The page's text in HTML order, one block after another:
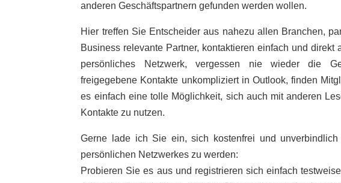
anderen Geschäftspartnern gefunden werden wollen.
Hier treffen Sie Entscheider aus nahezu allen Branchen,
Business relevante Partner, kontaktieren einfach und
persönliches Netzwerk, vergessen nie wieder die
freigegebene Kontakte unkompliziert in Outlook, finden
es einfach eine tolle Möglichkeit, sich auch mit anderen
Kontakte zu nutzen.
Gerne lade ich Sie ein, sich kostenfrei und
persönlichen Netzwerkes zu werden:
Probieren Sie es aus und registrieren sich einfach